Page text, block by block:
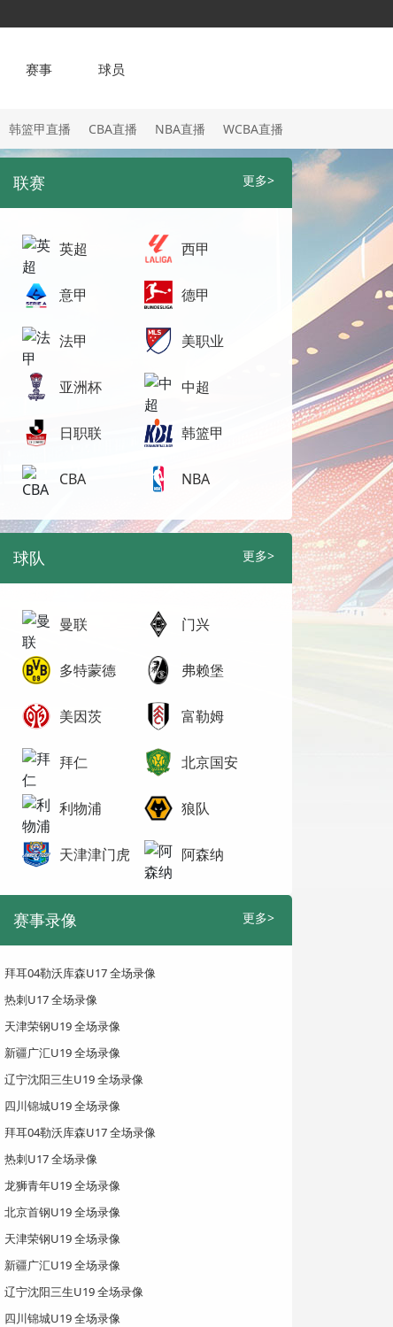
赛事 球员
韩篮甲直播 CBA直播 NBA直播 WCBA直播
联赛 更多>
英超 西甲
意甲 德甲
法甲 美职业
亚洲杯 中超
日职联 韩篮甲
CBA NBA
球队 更多>
曼联 门兴
多特蒙德 弗赖堡
美因茨 富勒姆
拜仁 北京国安
利物浦 狼队
天津津门虎 阿森纳
赛事录像 更多>
拜耳04勒沃库森U17 全场录像
热刺U17 全场录像
天津荣钢U19 全场录像
新疆广汇U19 全场录像
辽宁沈阳三生U19 全场录像
四川锦城U19 全场录像
拜耳04勒沃库森U17 全场录像
热刺U17 全场录像
龙狮青年U19 全场录像
北京首钢U19 全场录像
天津荣钢U19 全场录像
新疆广汇U19 全场录像
辽宁沈阳三生U19 全场录像
四川锦城U19 全场录像